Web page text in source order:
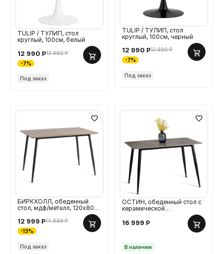
TULIP / ТУЛИП, стол
круглый, 100см, белый
12 990 Р13 990 Р
-7%
Под заказ
TULIP / ТУЛИП, стол
круглый, 100см, черный
12 990 Р13 990 Р
-7%
Под заказ
БИРКХОЛЛ, обеденный
стол, мдф/металл, 120х80
12 999 Р14 999 Р
-13%
Под заказ
ОСТИН, обеденный стол с
керамической
столешницей, 120х80 см,
черный/серый под мрамор
16 999 Р
В наличии